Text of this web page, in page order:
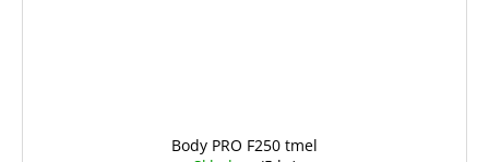
Body PRO F250 tmel